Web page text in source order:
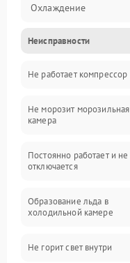
Охлаждение
Механика
Электропитание
Дренаж
Неисправности
Не работает компрессор
Не морозит морозильная
камера
Постоянно работает и не
отключается
Образование льда в
холодильной камере
Не горит свет внутри